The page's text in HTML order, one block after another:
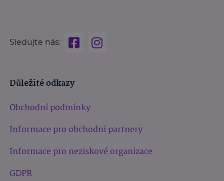
Sledujte nás:
Důležité odkazy
Obchodní podmínky
Informace pro obchodní partnery
Informace pro neziskové organizace
GDPR